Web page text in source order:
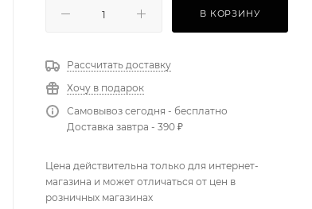
В КОРЗИНУ
Рассчитать доставку
Хочу в подарок
Самовывоз сегодня - бесплатно
Доставка завтра - 390 ₽
Цена действительна только для интернет-
магазина и может отличаться от цен в
розничных магазинах